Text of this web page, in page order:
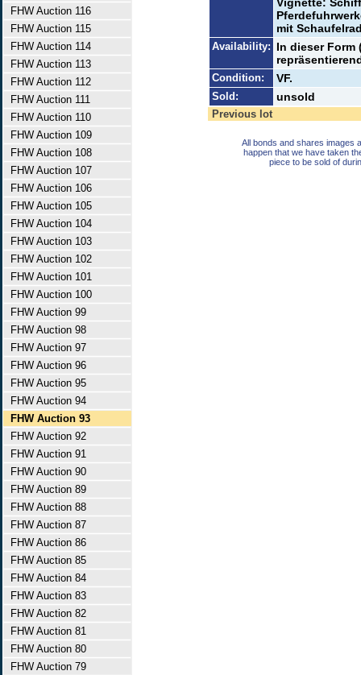
FHW Auction 116
FHW Auction 115
FHW Auction 114
FHW Auction 113
FHW Auction 112
FHW Auction 111
FHW Auction 110
FHW Auction 109
FHW Auction 108
FHW Auction 107
FHW Auction 106
FHW Auction 105
FHW Auction 104
FHW Auction 103
FHW Auction 102
FHW Auction 101
FHW Auction 100
FHW Auction 99
FHW Auction 98
FHW Auction 97
FHW Auction 96
FHW Auction 95
FHW Auction 94
FHW Auction 93
FHW Auction 92
FHW Auction 91
FHW Auction 90
FHW Auction 89
FHW Auction 88
FHW Auction 87
FHW Auction 86
FHW Auction 85
FHW Auction 84
FHW Auction 83
FHW Auction 82
FHW Auction 81
FHW Auction 80
FHW Auction 79
mit
Availability: In dieser
Condition: VF.
Sold: unsold
Previous lot
All bonds and shares images
happen that we have taken
piece to be sold of